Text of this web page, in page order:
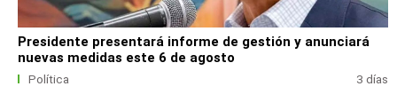
Presidente presentará informe de gestión y anunciará
nuevas medidas este 6 de agosto
Política 3 días